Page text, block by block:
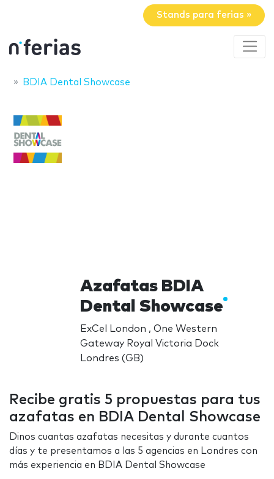
Stands para ferias »
BDIA Dental Showcase
Azafatas BDIA
Dental Showcase
ExCel London , One Western
Gateway Royal Victoria Dock
Londres (GB)
Recibe gratis 5 propuestas para tus
azafatas en BDIA Dental Showcase
Dinos cuantas azafatas necesitas y durante cuantos
días y te presentamos a las 5 agencias en Londres con
más experiencia en BDIA Dental Showcase